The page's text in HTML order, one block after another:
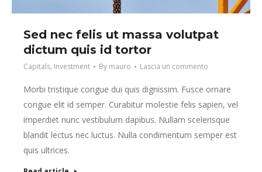
Sed nec felis ut massa volutpat
dictum quis id tortor
Capitals, Investment By mauro Lascia un commento
Morbi tristique congue dui quis dignissim. Fusce ornare
congue elit id semper. Curabitur molestie felis sapien, vel
imperdiet nunc vestibulum dapibus. Nullam scelerisque
blandit lectus nec luctus. Nulla condimentum semper est
quis ultrices.